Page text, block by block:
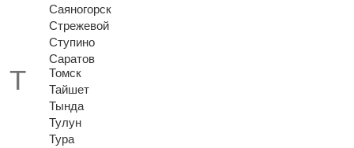
Саяногорск
Стрежевой
Ступино
Саратов
Томск
Тайшет
Тында
Тулун
Тура